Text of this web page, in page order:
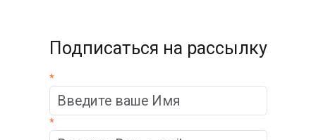
Подписаться на рассылку
*
*